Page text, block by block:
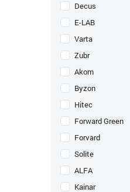
Decus
E-LAB
Varta
Zubr
Akom
Byzon
Hitec
Forward Green
Forvard
Solite
ALFA
Kainar